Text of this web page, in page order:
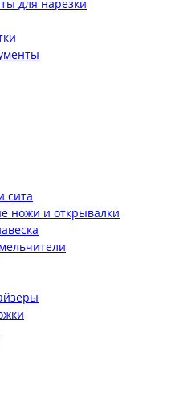
для нарезки
сита
ножи и открывалки